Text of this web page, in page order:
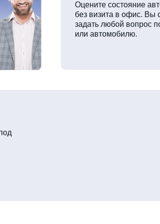
Оцените состояние
без визита в офис. Вы
задать любой вопрос
или автомобилю.